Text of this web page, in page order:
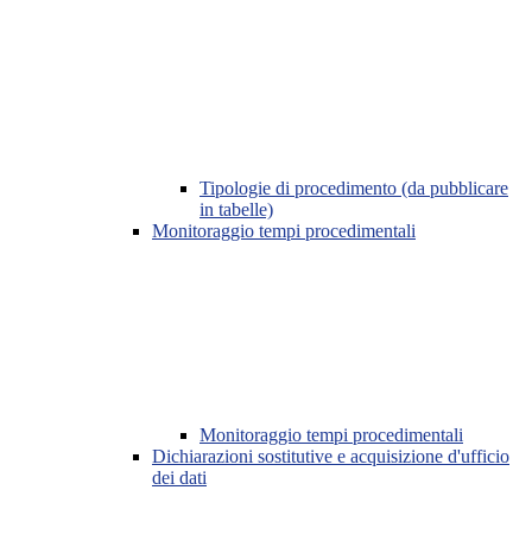
Tipologie di procedimento (da pubblicare
in tabelle)
Monitoraggio tempi procedimentali
Monitoraggio tempi procedimentali
Dichiarazioni sostitutive e acquisizione d'ufficio
dei dati